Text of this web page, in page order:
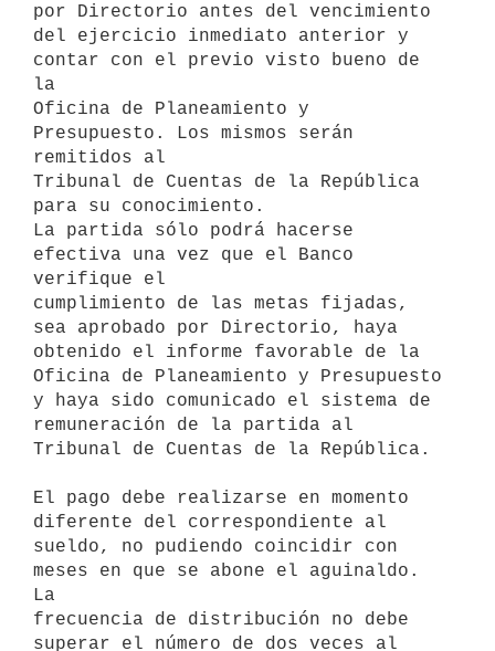
por Directorio antes del vencimiento
del ejercicio inmediato anterior y
contar con el previo visto bueno de
la
Oficina de Planeamiento y
Presupuesto. Los mismos serán
remitidos al
Tribunal de Cuentas de la República
para su conocimiento.
La partida sólo podrá hacerse
efectiva una vez que el Banco
verifique el
cumplimiento de las metas fijadas,
sea aprobado por Directorio, haya
obtenido el informe favorable de la
Oficina de Planeamiento y Presupuesto
y haya sido comunicado el sistema de
remuneración de la partida al
Tribunal de Cuentas de la República.
El pago debe realizarse en momento
diferente del correspondiente al
sueldo, no pudiendo coincidir con
meses en que se abone el aguinaldo.
La
frecuencia de distribución no debe
superar el número de dos veces al